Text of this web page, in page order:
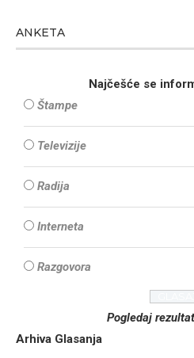
ANKETA
Najčešće se
Štampe
Televizije
Radija
Interneta
Razgovora
Pogledaj
Arhiva Glasanja